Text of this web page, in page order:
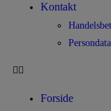
Kontakt
Forside